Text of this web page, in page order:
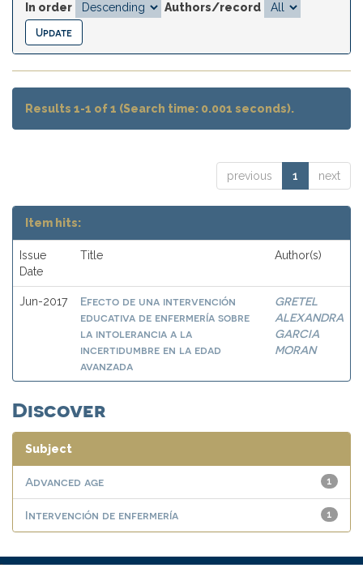
In order
Authors/record
Results 1-1 of 1 (Search time: 0.001 seconds).
previous 1 next
Item hits:
Issue
Date
Title Author(s)
Jun-2017
Efecto de una intervención
educativa de enfermería sobre
la intolerancia a la
incertidumbre en la edad
avanzada
GRETEL
ALEXANDRA
GARCIA
MORAN
Discover
Subject
1
Advanced age
1
Intervención de enfermería